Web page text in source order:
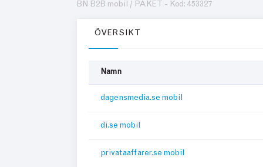
BN B2B mobil / PAKET - Kod: 453327
ÖVERSIKT
Namn
dagensmedia.se mobil
di.se mobil
privataaffarer.se mobil